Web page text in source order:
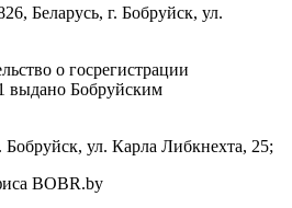
Беларусь, г. Бобруйск, ул.
о госрегистрации
выдано Бобруйским
Бобруйск, ул. Карла Либкнехта, 25;
BOBR.by